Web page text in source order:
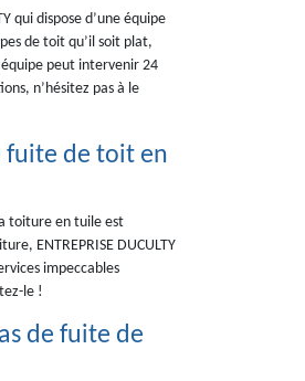
qui dispose d’une équipe
de toit qu’il soit plat,
peut intervenir 24
n’hésitez pas à le
fuite de toit en
toiture en tuile est
ENTREPRISE DUCULTY
impeccables
le !
de fuite de